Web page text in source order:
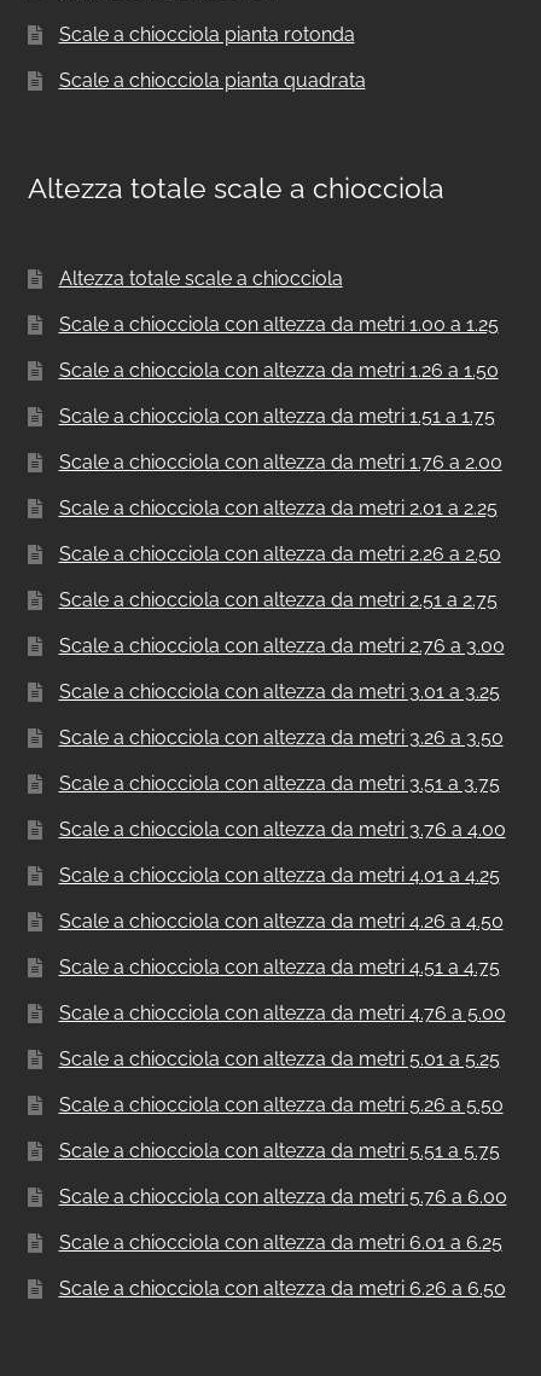
Scale a chiocciola pianta rotonda
Scale a chiocciola pianta quadrata
Altezza totale scale a chiocciola
Altezza totale scale a chiocciola
Scale a chiocciola con altezza da metri 1.00 a 1.25
Scale a chiocciola con altezza da metri 1.26 a 1.50
Scale a chiocciola con altezza da metri 1.51 a 1.75
Scale a chiocciola con altezza da metri 1.76 a 2.00
Scale a chiocciola con altezza da metri 2.01 a 2.25
Scale a chiocciola con altezza da metri 2.26 a 2.50
Scale a chiocciola con altezza da metri 2.51 a 2.75
Scale a chiocciola con altezza da metri 2.76 a 3.00
Scale a chiocciola con altezza da metri 3.01 a 3.25
Scale a chiocciola con altezza da metri 3.26 a 3.50
Scale a chiocciola con altezza da metri 3.51 a 3.75
Scale a chiocciola con altezza da metri 3.76 a 4.00
Scale a chiocciola con altezza da metri 4.01 a 4.25
Scale a chiocciola con altezza da metri 4.26 a 4.50
Scale a chiocciola con altezza da metri 4.51 a 4.75
Scale a chiocciola con altezza da metri 4.76 a 5.00
Scale a chiocciola con altezza da metri 5.01 a 5.25
Scale a chiocciola con altezza da metri 5.26 a 5.50
Scale a chiocciola con altezza da metri 5.51 a 5.75
Scale a chiocciola con altezza da metri 5.76 a 6.00
Scale a chiocciola con altezza da metri 6.01 a 6.25
Scale a chiocciola con altezza da metri 6.26 a 6.50